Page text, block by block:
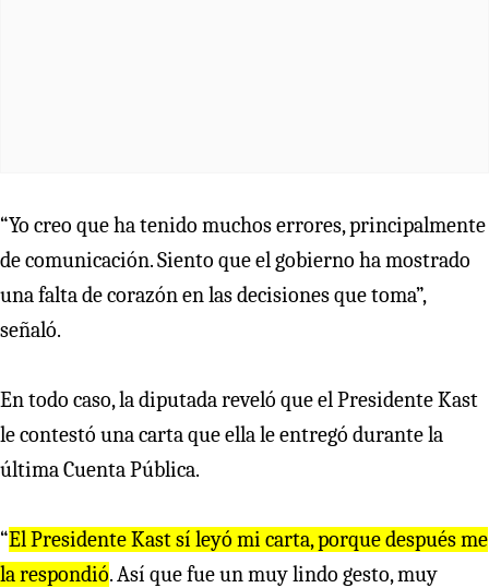
“Yo creo que ha tenido muchos errores, principalmente
de comunicación. Siento que el gobierno ha mostrado
una falta de corazón en las decisiones que toma”,
señaló.
En todo caso, la diputada reveló que el Presidente Kast
le contestó una carta que ella le entregó durante la
última Cuenta Pública.
“El Presidente Kast sí leyó mi carta, porque después me
la respondió. Así que fue un muy lindo gesto, muy